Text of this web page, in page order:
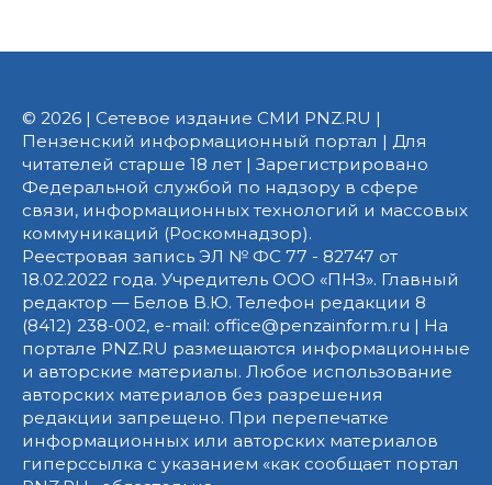
© 2026 | Сетевое издание СМИ PNZ.RU |
Пензенский информационный портал | Для
читателей старше 18 лет | Зарегистрировано
Федеральной службой по надзору в сфере
связи, информационных технологий и массовых
коммуникаций (Роскомнадзор).
Реестровая запись ЭЛ № ФС 77 - 82747 от
18.02.2022 года. Учредитель ООО «ПНЗ». Главный
редактор — Белов В.Ю. Телефон редакции 8
(8412) 238-002, e-mail: office@penzainform.ru | На
портале PNZ.RU размещаются информационные
и авторские материалы. Любое использование
авторских материалов без разрешения
редакции запрещено. При перепечатке
информационных или авторских материалов
гиперссылка с указанием «как сообщает портал